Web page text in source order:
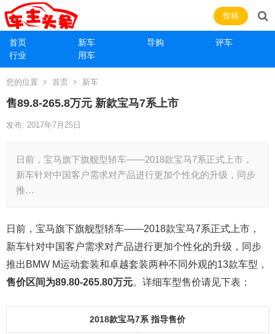
首页 新车 导购
评车
行业
用车
投稿
您的位置 首页 新车
售89.8-265.8万元 新款宝马7系上市
发布: 2017年7月25日
日前，宝马旗下旗舰型轿车——2018款宝马7系正式上市，
新车针对中国客户需求对产品进行更加个性化的升级，同步
推…
日前，宝马旗下旗舰型轿车——2018款宝马7系正式上市，
新车针对中国客户需求对产品进行更加个性化的升级，同步
推出BMW M运动套装和卓越套装两种不同外观的13款车型，
售价区间为89.80-265.80万元。详细车型售价请见下表：
2018款宝马7系 指导售价